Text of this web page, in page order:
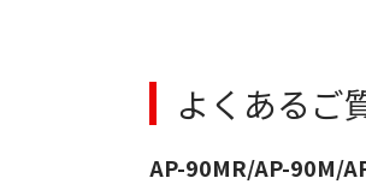
よくあるご
AP-90MR/AP-90M/